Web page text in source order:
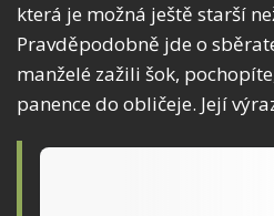
která je možná ještě starší
Pravděpodobně jde o
manželé zažili šok,
panence do obličeje. Její